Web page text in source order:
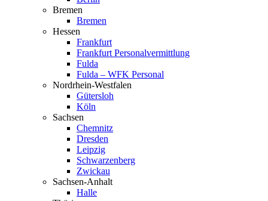
Bremen
Bremen
Hessen
Frankfurt
Frankfurt Perso­nal­ver­mittlung
Fulda
Fulda – WFK Personal
Nordrhein-Westfalen
Gütersloh
Köln
Sachsen
Chemnitz
Dresden
Leipzig
Schwar­zenberg
Zwickau
Sachsen-Anhalt
Halle